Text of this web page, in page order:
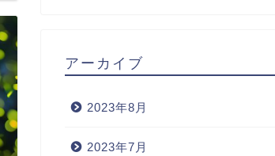
アーカイブ
2023年8月
2023年7月